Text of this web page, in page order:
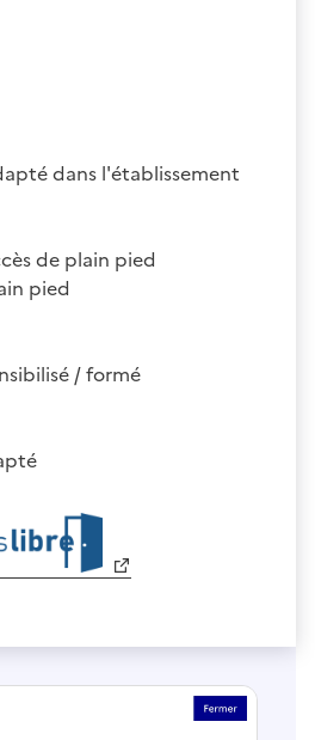
dans l'établissement
de plain pied
pied
/ formé